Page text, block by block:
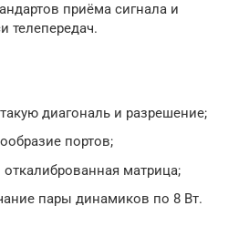
приёма сигнала и
телепередач.
диагональ и разрешение;
портов;
матрица;
пары динамиков по 8 Вт.